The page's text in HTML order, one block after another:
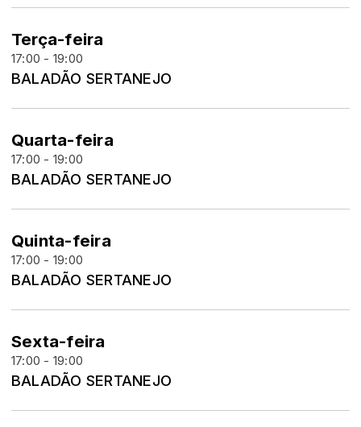
Terça-feira
17:00 - 19:00
BALADÃO SERTANEJO
Quarta-feira
17:00 - 19:00
BALADÃO SERTANEJO
Quinta-feira
17:00 - 19:00
BALADÃO SERTANEJO
Sexta-feira
17:00 - 19:00
BALADÃO SERTANEJO